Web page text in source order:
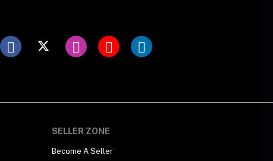
SELLER ZONE
Become A Seller